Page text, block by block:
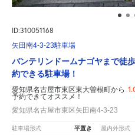
ID:310051168
矢田南4-3-23駐車場
バンテリンドームナゴヤまで徒
約できる駐車場！
愛知県名古屋市東区東大曽根町から
予約できてオススメ！
愛知県名古屋市東区矢田南4-3-23
駐車場形式 平置き 屋内外形式